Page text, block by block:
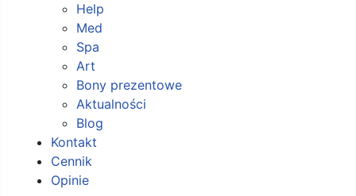
Help
Med
Spa
Art
Bony prezentowe
Aktualności
Blog
Kontakt
Cennik
Opinie